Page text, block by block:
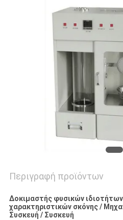
Περιγραφή προϊόντων
Δοκιμαστής φυσικών
χαρακτηριστικών σκόνης /
Συσκευή / Συσκευή